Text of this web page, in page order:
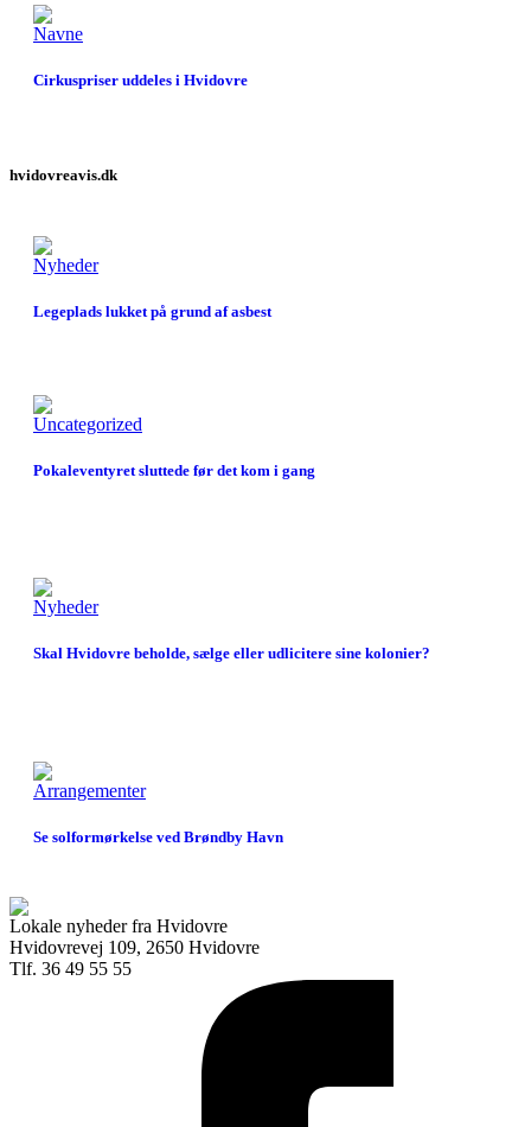
Navne
Cirkuspriser uddeles i Hvidovre
hvidovreavis.dk
Nyheder
Legeplads lukket på grund af asbest
Uncategorized
Pokaleventyret sluttede før det kom i gang
Nyheder
Skal Hvidovre beholde, sælge eller udlicitere sine kolonier?
Arrangementer
Se solformørkelse ved Brøndby Havn
Lokale nyheder fra Hvidovre
Hvidovrevej 109, 2650 Hvidovre
Tlf. 36 49 55 55